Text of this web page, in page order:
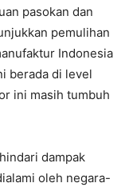
pasokan dan
pemulihan
Indonesia
berada di level
ini masih tumbuh
dampak
oleh negara-